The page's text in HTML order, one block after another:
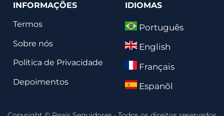
INFORMAÇÕES
Termos
Sobre nós
Política de Privacidade
Depoimentos
IDIOMAS
Português
English
Français
Espanõl